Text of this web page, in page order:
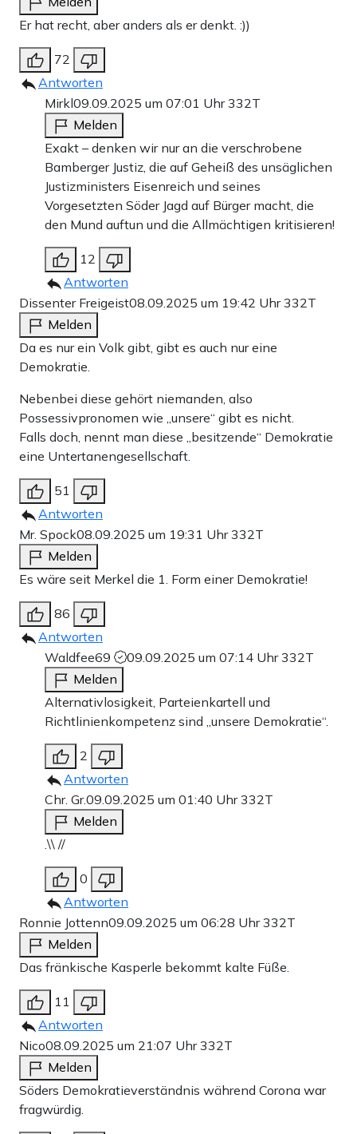
Er hat recht, aber anders als er denkt. :))
72
Antworten
Mirkl09.09.2025 um 07:01 Uhr332T
Melden
Exakt – denken wir nur an die verschrobene
Bamberger Justiz, die auf Geheiß des unsäglichen
Justizministers Eisenreich und seines
Vorgesetzten Söder Jagd auf Bürger macht, die
den Mund auftun und die Allmächtigen kritisieren!
12
Antworten
Dissenter Freigeist08.09.2025 um 19:42 Uhr332T
Melden
Da es nur ein Volk gibt, gibt es auch nur eine
Demokratie.
Nebenbei diese gehört niemanden, also
Possessivpronomen wie „unsere“ gibt es nicht.
Falls doch, nennt man diese „besitzende“ Demokratie
eine Untertanengesellschaft.
51
Antworten
Mr. Spock08.09.2025 um 19:31 Uhr332T
Melden
Es wäre seit Merkel die 1. Form einer Demokratie!
86
Antworten
Waldfee69
09.09.2025 um 07:14 Uhr332T
Melden
Alternativlosigkeit, Parteienkartell und
Richtlinienkompetenz sind „unsere Demokratie“.
2
Antworten
Chr. Gr.09.09.2025 um 01:40 Uhr332T
Melden
.\\ //
0
Antworten
Ronnie Jottenn09.09.2025 um 06:28 Uhr332T
Melden
Das fränkische Kasperle bekommt kalte Füße.
11
Antworten
Nico08.09.2025 um 21:07 Uhr332T
Melden
Söders Demokratieverständnis während Corona war
fragwürdig.